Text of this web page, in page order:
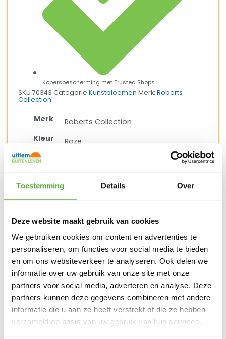
Toestemming Details Over
Deze website maakt gebruik van cookies
We gebruiken cookies om content en advertenties te
personaliseren, om functies voor social media te bieden
en om ons websiteverkeer te analyseren. Ook delen we
informatie over uw gebruik van onze site met onze
partners voor social media, adverteren en analyse. Deze
partners kunnen deze gegevens combineren met andere
informatie die u aan ze heeft verstrekt of die ze hebben
verzameld op basis van uw gebruik van hun services.
Kopersbescherming met Trusted Shops
SKU70343Categorie Kunstbloemen Merk:Roberts
Collection
Merk
Roberts Collection
Kleur
Roze
Materiaal
EAN
8718845703438